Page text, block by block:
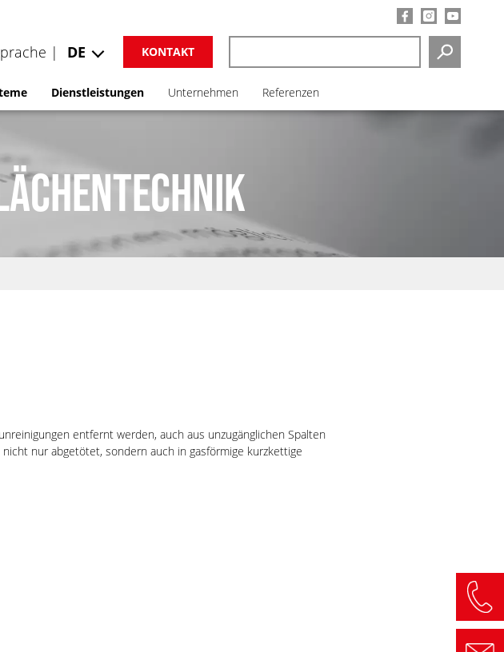
SUCHEN
KONTAKT
| DE
Dienstleistungen Unternehmen Referenzen
entfernt werden, auch aus unzugänglichen Spalten
nur abgetötet, sondern auch in gasförmige kurzkettige